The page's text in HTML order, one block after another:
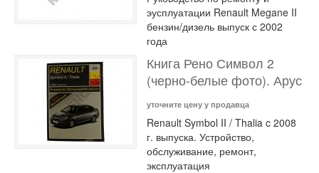
эусплуатации Renault Megane II
бензин/дизель выпуск с 2002
года
Книга Рено Символ 2
(черно-белые фото). Арус
уточните цену у продавца
Renault Symbol II / Thalia c 2008
г. выпуска. Устройство,
обслуживание, ремонт,
эксплуатация